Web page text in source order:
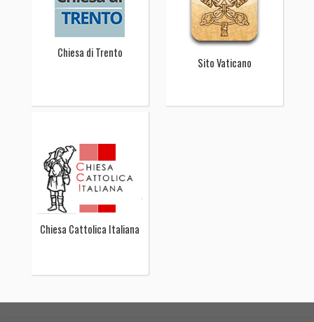
Chiesa di Trento
Sito Vaticano
Chiesa Cattolica Italiana